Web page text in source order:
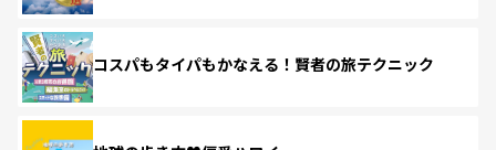
コスパもタイパもかなえる！賢者の旅テクニック